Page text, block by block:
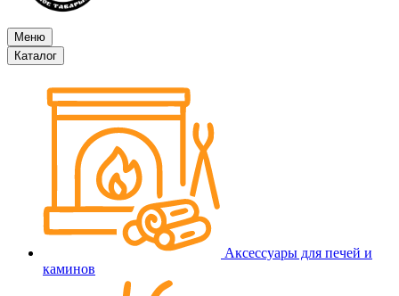
Меню
Каталог
Аксессуары для печей и
каминов